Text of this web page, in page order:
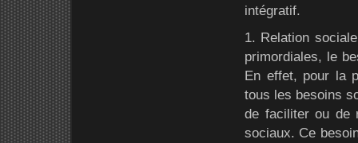
intégratif.
1. Relation
primordiales, le
En effet, pour la
tous les besoins
de faciliter ou de
sociaux. Ce